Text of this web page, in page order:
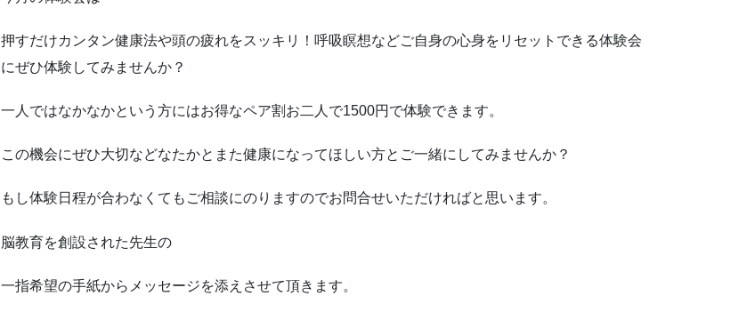
押すだけカンタン健康法や頭の疲れをスッキリ！呼吸瞑想などご自身の心身をリセットできる体験会
にぜひ体験してみませんか？
一人ではなかなかという方にはお得なペア割お二人で1500円で体験できます。
この機会にぜひ大切などなたかとまた健康になってほしい方とご一緒にしてみませんか？
もし体験日程が合わなくてもご相談にのりますのでお問合せいただければと思います。
脳教育を創設された先生の
一指希望の手紙からメッセージを添えさせて頂きます。